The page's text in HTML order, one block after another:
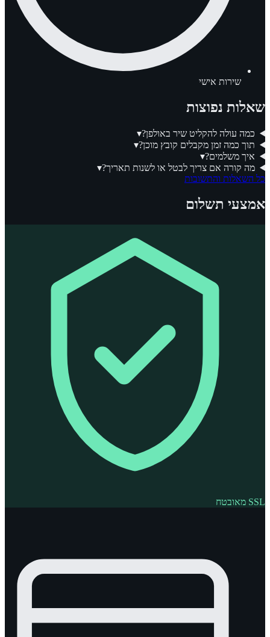
שירות אישי
שאלות נפוצות
כמה עולה להקליט שיר באולפן?▾
תוך כמה זמן מקבלים קובץ מוכן?▾
איך משלמים?▾
מה קורה אם צריך לבטל או לשנות תאריך?▾
כל השאלות והתשובות
אמצעי תשלום
SSL מאובטח